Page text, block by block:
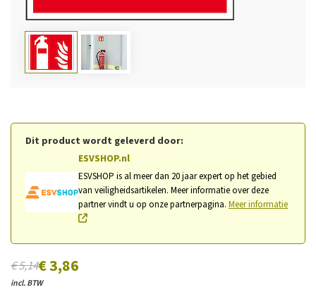
Dit product wordt geleverd door:
ESVSHOP.nl
ESVSHOP is al meer dan 20 jaar expert op het gebied
van veiligheidsartikelen. Meer informatie over deze
partner vindt u op onze partnerpagina.Meer informatie
€ 5,14€ 3,86
incl. BTW